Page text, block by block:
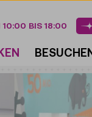
10:00 BIS 18:00